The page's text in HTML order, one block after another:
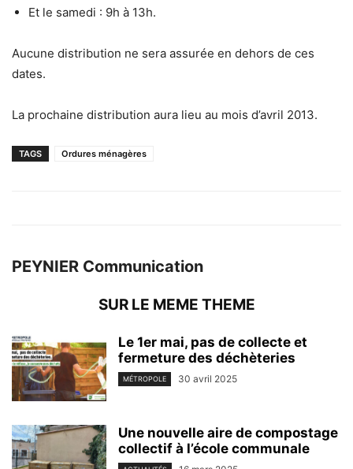
Et le samedi : 9h à 13h.
Aucune distribution ne sera assurée en dehors de ces
dates.
La prochaine distribution aura lieu au mois d’avril 2013.
TAGS Ordures ménagères
PEYNIER Communication
SUR LE MEME THEME
Le 1er mai, pas de collecte et
fermeture des déchèteries
MÉTROPOLE 30 avril 2025
Une nouvelle aire de compostage
collectif à l’école communale